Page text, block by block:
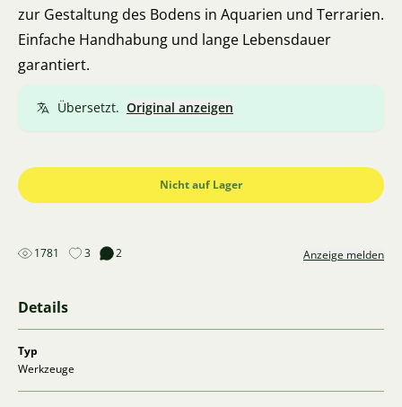
zur Gestaltung des Bodens in Aquarien und Terrarien.
Einfache Handhabung und lange Lebensdauer
garantiert.
Übersetzt. Original anzeigen
Nicht auf Lager
1781 3 2 Anzeige melden
Details
Typ
Werkzeuge